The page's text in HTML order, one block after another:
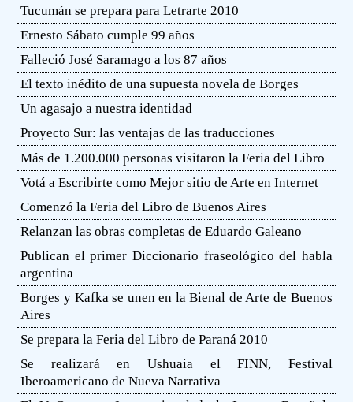
Tucumán se prepara para Letrarte 2010
Ernesto Sábato cumple 99 años
Falleció José Saramago a los 87 años
El texto inédito de una supuesta novela de Borges
Un agasajo a nuestra identidad
Proyecto Sur: las ventajas de las traducciones
Más de 1.200.000 personas visitaron la Feria del Libro
Votá a Escribirte como Mejor sitio de Arte en Internet
Comenzó la Feria del Libro de Buenos Aires
Relanzan las obras completas de Eduardo Galeano
Publican el primer Diccionario fraseológico del habla
argentina
Borges y Kafka se unen en la Bienal de Arte de Buenos
Aires
Se prepara la Feria del Libro de Paraná 2010
Se realizará en Ushuaia el FINN, Festival
Iberoamericano de Nueva Narrativa